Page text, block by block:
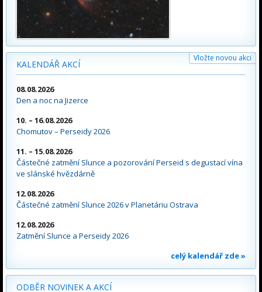
KALENDÁŘ AKCÍ
Vložte novou akci
08.08.2026
Den a noc na Jizerce
10. – 16.08.2026
Chomutov – Perseidy 2026
11. – 15.08.2026
Částečné zatmění Slunce a pozorování Perseid s degustací vína
ve slánské hvězdárně
12.08.2026
Částečné zatmění Slunce 2026 v Planetáriu Ostrava
12.08.2026
Zatmění Slunce a Perseidy 2026
celý kalendář zde »
ODBĚR NOVINEK A AKCÍ